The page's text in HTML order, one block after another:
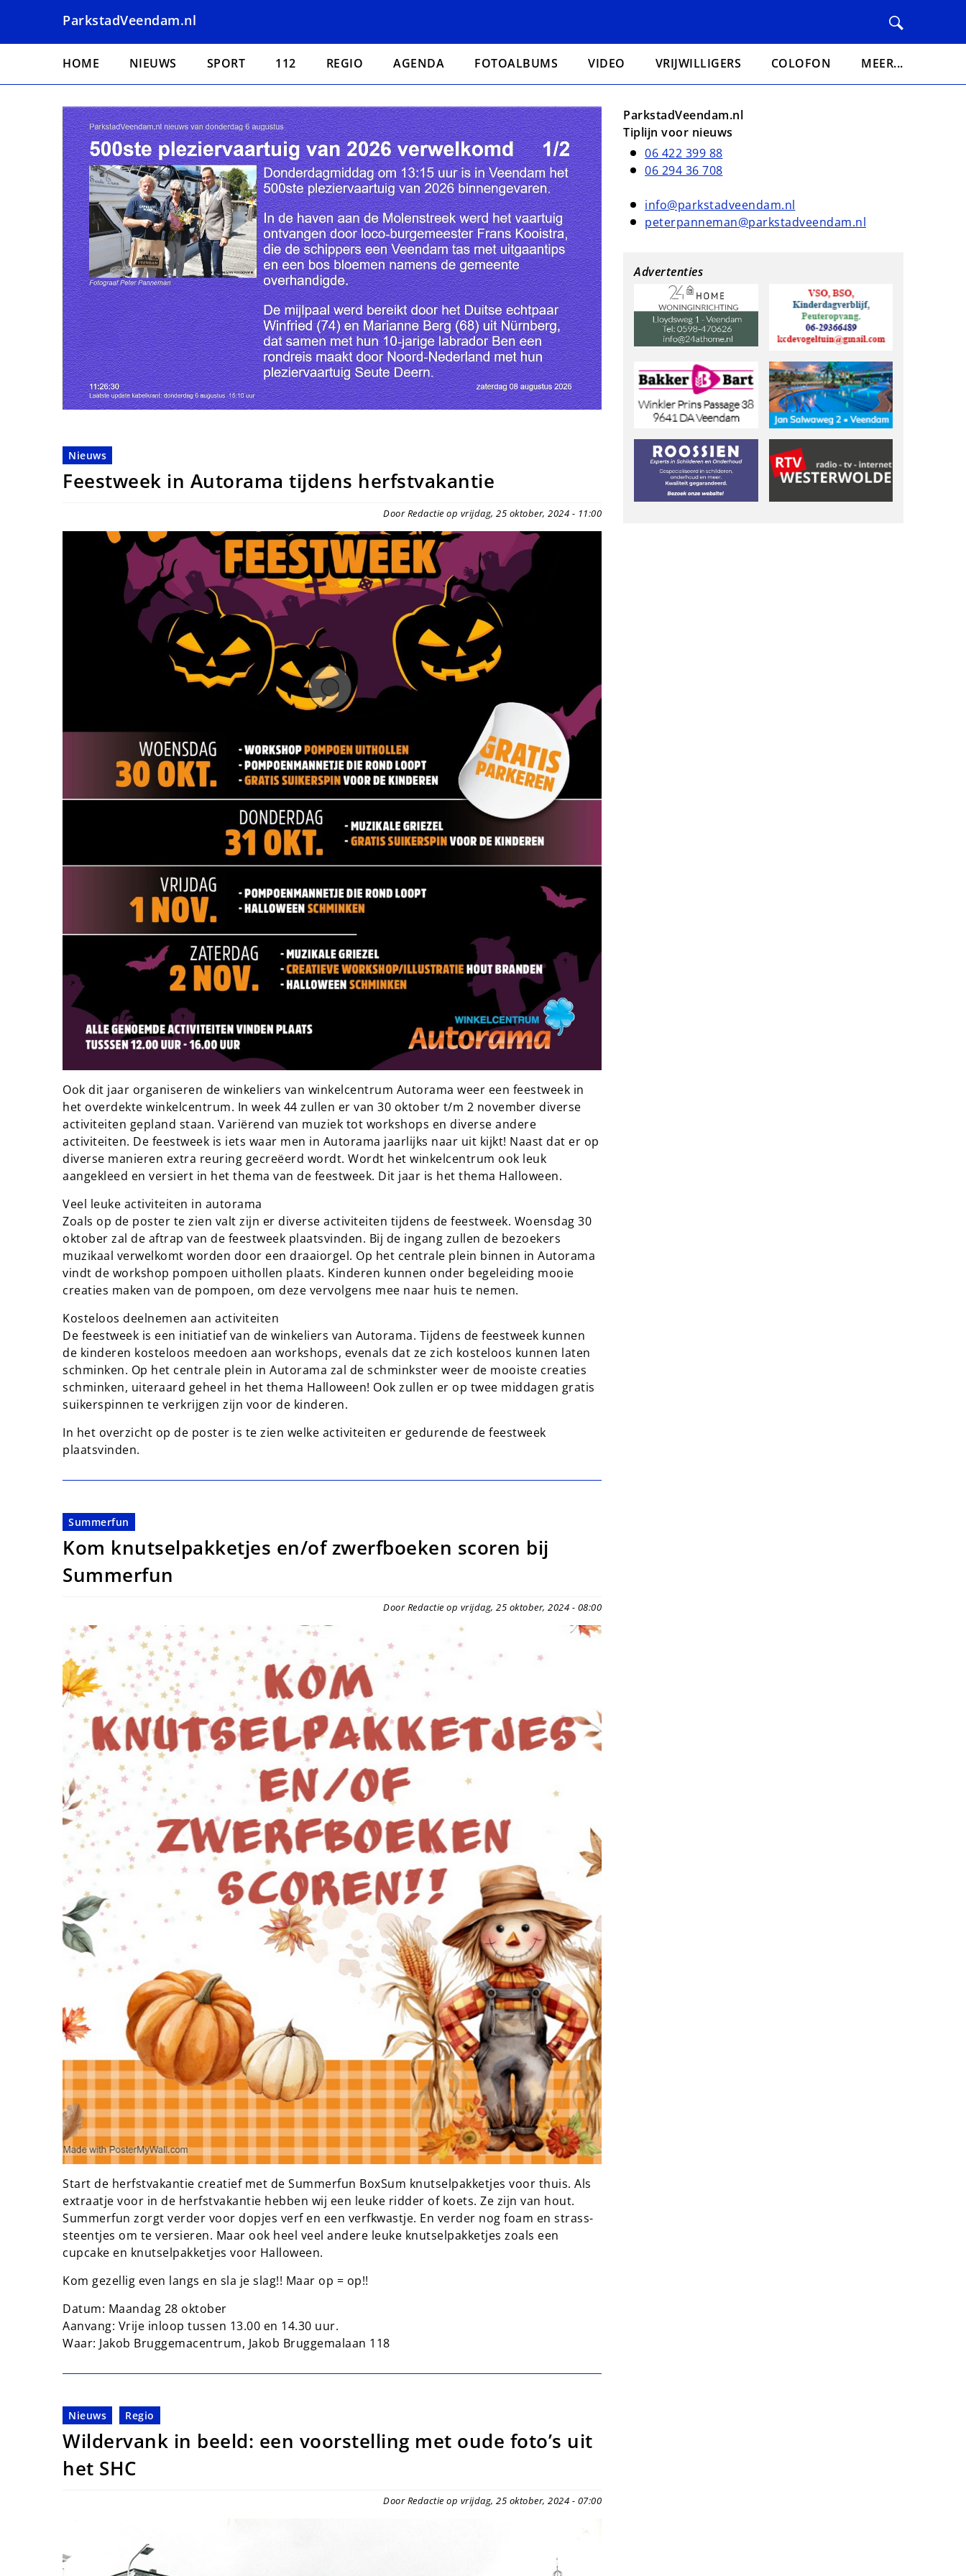
naar
ParkstadVeendam.nl
Hoofdnavigatie
HOME NIEUWS SPORT 112 REGIO AGENDA FOTOALBUMS VIDEO VRIJWILLIGERS COLOFON MEER...
Nieuws
Feestweek in Autorama tijdens herfstvakantie
Door Redactie op vrijdag, 25 oktober, 2024 - 11:00
Ook dit jaar organiseren de winkeliers van winkelcentrum Autorama weer een feestweek in
het overdekte winkelcentrum. In week 44 zullen er van 30 oktober t/m 2 november diverse
activiteiten gepland staan. Variërend van muziek tot workshops en diverse andere
activiteiten. De feestweek is iets waar men in Autorama jaarlijks naar uit kijkt! Naast dat er op
diverse manieren extra reuring gecreëerd wordt. Wordt het winkelcentrum ook leuk
aangekleed en versiert in het thema van de feestweek. Dit jaar is het thema Halloween.
Veel leuke activiteiten in autorama
Zoals op de poster te zien valt zijn er diverse activiteiten tijdens de feestweek. Woensdag 30
oktober zal de aftrap van de feestweek plaatsvinden. Bij de ingang zullen de bezoekers
muzikaal verwelkomt worden door een draaiorgel. Op het centrale plein binnen in Autorama
vindt de workshop pompoen uithollen plaats. Kinderen kunnen onder begeleiding mooie
creaties maken van de pompoen, om deze vervolgens mee naar huis te nemen.
Kosteloos deelnemen aan activiteiten
De feestweek is een initiatief van de winkeliers van Autorama. Tijdens de feestweek kunnen
de kinderen kosteloos meedoen aan workshops, evenals dat ze zich kosteloos kunnen laten
schminken. Op het centrale plein in Autorama zal de schminkster weer de mooiste creaties
schminken, uiteraard geheel in het thema Halloween! Ook zullen er op twee middagen gratis
suikerspinnen te verkrijgen zijn voor de kinderen.
In het overzicht op de poster is te zien welke activiteiten er gedurende de feestweek
plaatsvinden.
Summerfun
Kom knutselpakketjes en/of zwerfboeken scoren bij
Summerfun
Door Redactie op vrijdag, 25 oktober, 2024 - 08:00
Start de herfstvakantie creatief met de Summerfun BoxSum knutselpakketjes voor thuis. Als
extraatje voor in de herfstvakantie hebben wij een leuke ridder of koets. Ze zijn van hout.
Summerfun zorgt verder voor dopjes verf en een verfkwastje. En verder nog foam en strass-
steentjes om te versieren. Maar ook heel veel andere leuke knutselpakketjes zoals een
cupcake en knutselpakketjes voor Halloween.
Kom gezellig even langs en sla je slag!! Maar op = op!!
Datum: Maandag 28 oktober
Aanvang: Vrije inloop tussen 13.00 en 14.30 uur.
Waar: Jakob Bruggemacentrum, Jakob Bruggemalaan 118
Nieuws Regio
Wildervank in beeld: een voorstelling met oude foto’s uit
het SHC
Door Redactie op vrijdag, 25 oktober, 2024 - 07:00
ParkstadVeendam.nl
Tiplijn voor nieuws
06 422 399 88
06 294 36 708
info@parkstadveendam.nl
peterpanneman@parkstadveendam.nl
Advertenties